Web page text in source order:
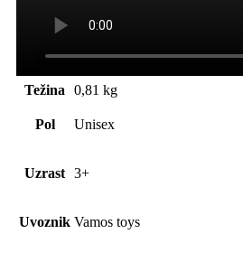
Težina 0,81 kg
Pol Unisex
Uzrast 3+
Uvoznik Vamos toys